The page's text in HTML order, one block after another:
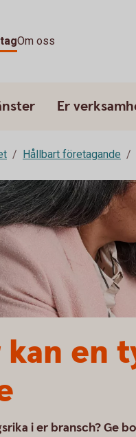
Om oss
Er
Hållbart företagande
kan en
i er bransch? Ge